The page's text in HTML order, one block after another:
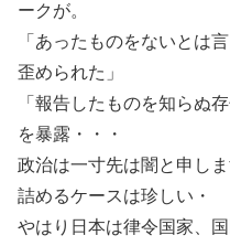
ークが。
「あったものをないとは
歪められた」
「報告したものを知らぬ
を暴露・・・
政治は一寸先は闇と申し
詰めるケースは珍しい・
やはり日本は律令国家、